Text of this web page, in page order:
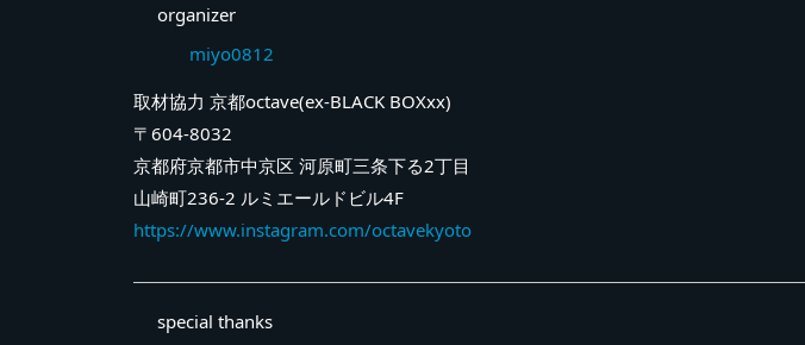
organizer
miyo0812
取材協力 京都octave(ex-BLACK BOXxx)
〒604-8032
京都府京都市中京区 河原町三条下る2丁目
山崎町236-2 ルミエールドビル4F
https://www.instagram.com/octavekyoto
special thanks